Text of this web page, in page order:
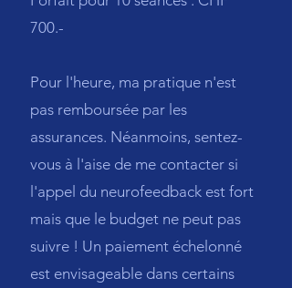
700.-
Pour l'heure, ma pratique n'est
pas remboursée par les
assurances. Néanmoins, sentez-
vous à l'aise de me contacter si
l'appel du neurofeedback est fort
mais que le budget ne peut pas
suivre ! Un paiement échelonné
est envisageable dans certains